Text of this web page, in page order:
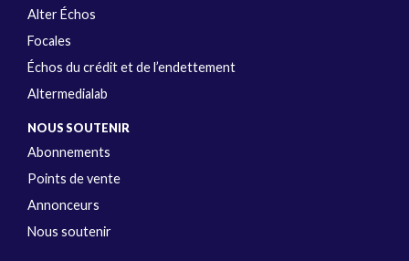
Alter Échos
Focales
Échos du crédit et de l’endettement
Altermedialab
NOUS SOUTENIR
Abonnements
Points de vente
Annonceurs
Nous soutenir